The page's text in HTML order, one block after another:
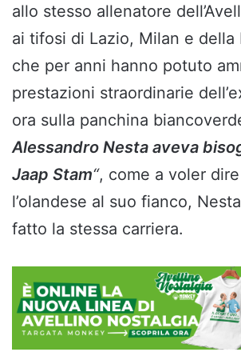
allo stesso allenatore
ai tifosi di Lazio, Milan e della
che per anni hanno potuto
prestazioni straordinarie
ora sulla panchina
Alessandro Nesta aveva
Jaap Stam“, come a voler
l’olandese al suo fianco,
fatto la stessa carriera.